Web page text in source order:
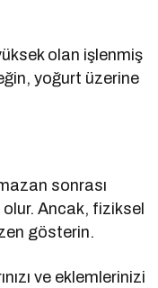
olan işlenmiş
yoğurt üzerine
sonrası
Ancak, fiziksel
gösterin.
ve eklemlerinizi